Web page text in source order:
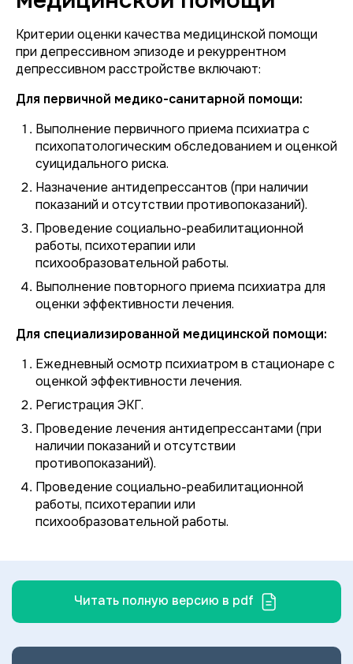
Критерии оценки качества медицинской помощи
при депрессивном эпизоде и рекуррентном
депрессивном расстройстве включают:
Для первичной медико-санитарной помощи:
Выполнение первичного приема психиатра с
психопатологическим обследованием и оценкой
суицидального риска.
Назначение антидепрессантов (при наличии
показаний и отсутствии противопоказаний).
Проведение социально-реабилитационной
работы, психотерапии или
психообразовательной работы.
Выполнение повторного приема психиатра для
оценки эффективности лечения.
Для специализированной медицинской помощи:
Ежедневный осмотр психиатром в стационаре с
оценкой эффективности лечения.
Регистрация ЭКГ.
Проведение лечения антидепрессантами (при
наличии показаний и отсутствии
противопоказаний).
Проведение социально-реабилитационной
работы, психотерапии или
психообразовательной работы.
Читать полную версию в pdf